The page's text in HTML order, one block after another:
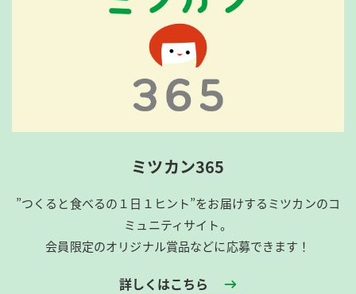
ミツカン365
”つくると食べるの１日１ヒント”をお届けするミツカンのコ
ミュニティサイト。
会員限定のオリジナル賞品などに応募できます！
詳しくはこちら